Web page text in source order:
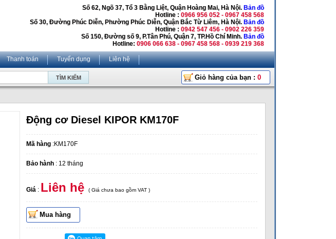
Số 62, Ngõ 37, Tổ 3 Bằng Liệt, Quận Hoàng Mai, Hà Nội. Bản đồ
Hotline : 0966 956 052 - 0967 458 568
Số 30, Đường Phúc Diễn, Phường Phúc Diễn, Quận Bắc Từ Liêm, Hà Nội. Bản đồ
Hotline : 0942 547 456 - 0902 226 359
Số 150, Đường số 9, P.Tân Phú, Quận 7, TP.Hồ Chí Minh. Bản đồ
Hotline: 0906 066 638 - 0967 458 568 - 0939 219 368
Thanh toán Tuyển dụng Liên hệ
Giỏ hàng của bạn : 0
Động cơ Diesel KIPOR KM170F
Mã hàng :KM170F
Bảo hành : 12 tháng
Giá : Liên hệ ( Giá chưa bao gồm VAT )
Mua hàng